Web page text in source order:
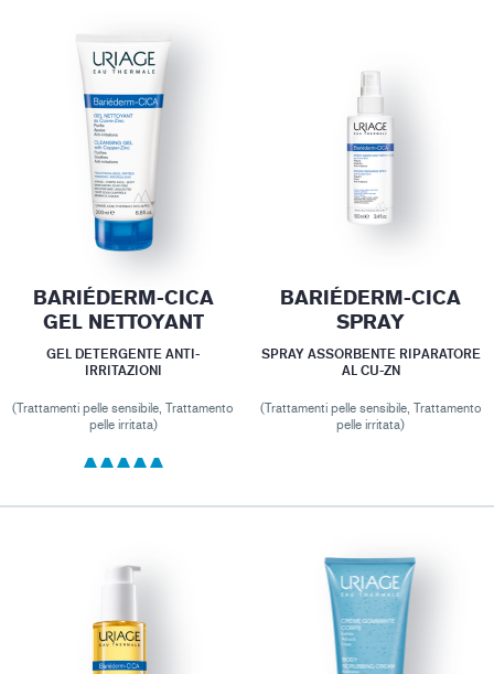
BARIÉDERM-CICA
GEL NETTOYANT
GEL DETERGENTE ANTI-
IRRITAZIONI
(Trattamenti pelle sensibile, Trattamento
pelle irritata)
BARIÉDERM-CICA
SPRAY
SPRAY ASSORBENTE RIPARATORE
AL CU-ZN
(Trattamenti pelle sensibile, Trattamento
pelle irritata)